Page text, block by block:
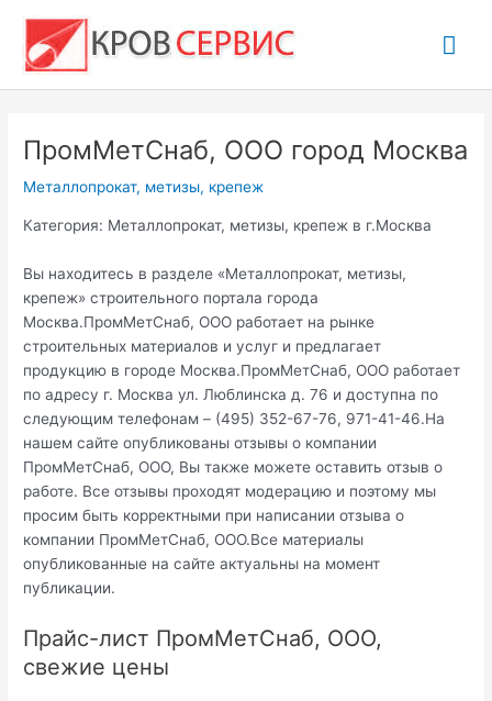
содержимому
ПромМетСнаб, ООО город Москва
Металлопрокат, метизы, крепеж
Категория: Металлопрокат, метизы, крепеж в г.Москва
Вы находитесь в разделе «Металлопрокат, метизы,
крепеж» строительного портала города
Москва.ПромМетСнаб, ООО работает на рынке
строительных материалов и услуг и предлагает
продукцию в городе Москва.ПромМетСнаб, ООО работает
по адресу г. Москва ул. Люблинска д. 76 и доступна по
следующим телефонам – (495) 352-67-76, 971-41-46.На
нашем сайте опубликованы отзывы о компании
ПромМетСнаб, ООО, Вы также можете оставить отзыв о
работе. Все отзывы проходят модерацию и поэтому мы
просим быть корректными при написании отзыва о
компании ПромМетСнаб, ООО.Все материалы
опубликованные на сайте актуальны на момент
публикации.
Прайс-лист ПромМетСнаб, ООО,
свежие цены